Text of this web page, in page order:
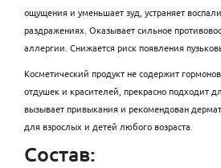
ощущения и уменьшает зуд, устраняет
раздражениях. Оказывает сильное
аллергии. Снижается риск появления
Косметический продукт не содержит
отдушек и красителей, прекрасно подходит
вызывает привыкания и рекомендован
для взрослых и детей любого возраста.
Состав: